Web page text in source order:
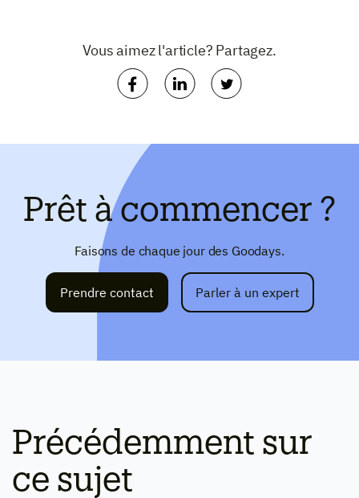
Vous aimez l'article? Partagez.
Prêt à commencer ?
Faisons de chaque jour des Goodays.
Prendre contact Parler à un expert
Précédemment sur
ce sujet